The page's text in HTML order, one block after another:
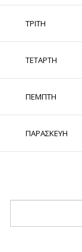
ΤΡΙΤΗ
ΤΕΤΑΡΤΗ
ΠΕΜΠΤΗ
ΠΑΡΑΣΚΕΥΗ